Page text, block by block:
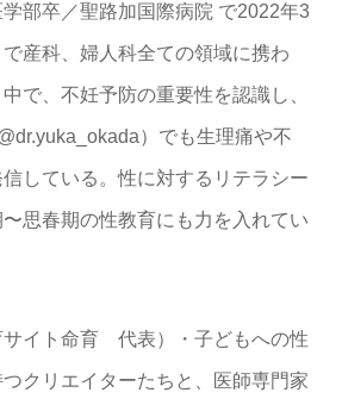
部卒／聖路加国際病院 で2022年3
産科、婦人科全ての領域に携わ
で、不妊予防の重要性を認識し、
）でも生理痛や不
している。性に対するリテラシー
思春期の性教育にも力を入れてい
サイト命育 代表）・子どもへの性
クリエイターたちと、医師専門家